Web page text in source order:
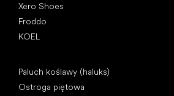
Xero Shoes
Froddo
KOEL
Paluch koślawy (haluks)
Ostroga piętowa